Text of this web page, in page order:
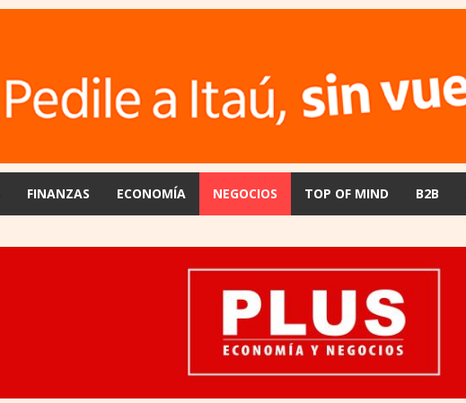
FINANZAS ECONOMÍA NEGOCIOS TOP OF MIND B2B